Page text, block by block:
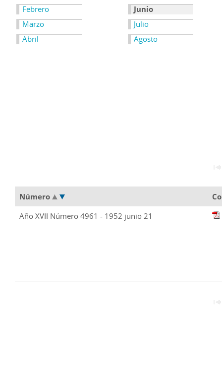
Febrero
Marzo
Abril
Junio
Julio
Agosto
Número
Año XVII Número 4961 - 1952 junio 21